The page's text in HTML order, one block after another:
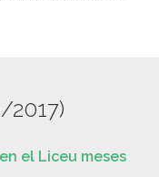
2017)
el Liceu meses